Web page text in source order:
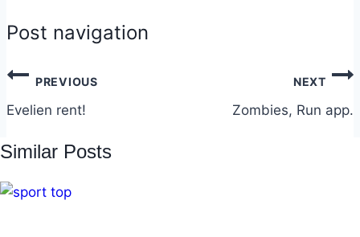
Post navigation
PREVIOUS
Evelien rent!
NEXT
Zombies, Run app.
Similar Posts